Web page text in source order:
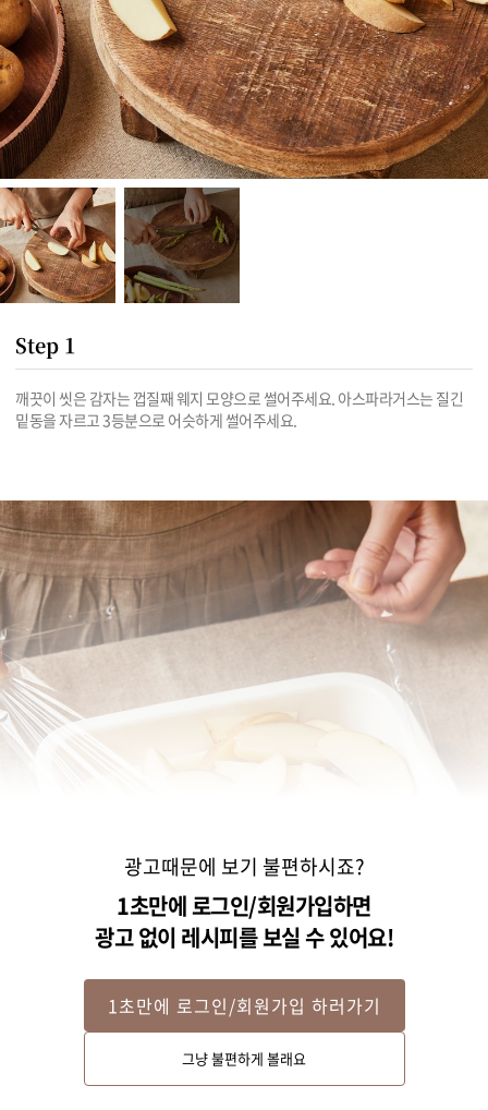
Step 1
깨끗이 씻은 감자는 껍질째 웨지 모양으로 썰어주세요. 아스파라거스는 질긴
밑동을 자르고 3등분으로 어슷하게 썰어주세요.
내열 용기에 감자를 담고 랩 또는 뚜껑을 씌워주세요.
광고때문에 보기 불편하시죠?
1초만에 로그인/회원가입하면
광고 없이 레시피를 보실 수 있어요!
1초만에 로그인/회원가입 하러가기
그냥 불편하게 볼래요